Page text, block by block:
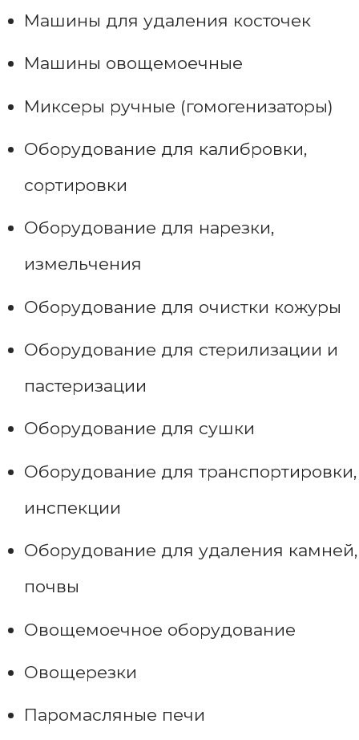
Машины для удаления косточек
Машины овощемоечные
Миксеры ручные (гомогенизаторы)
Оборудование для калибровки,
сортировки
Оборудование для нарезки,
измельчения
Оборудование для очистки кожуры
Оборудование для стерилизации и
пастеризации
Оборудование для сушки
Оборудование для транспортировки,
инспекции
Оборудование для удаления камней,
почвы
Овощемоечное оборудование
Овощерезки
Паромасляные печи